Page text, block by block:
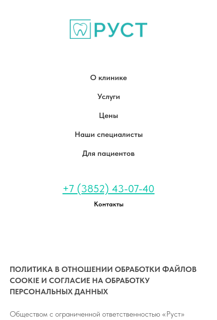
О клинике
Услуги
Цены
Наши специалисты
Для пациентов
+7 (3852) 43-07-40
Контакты
ПОЛИТИКА В ОТНОШЕНИИ ОБРАБОТКИ ФАЙЛОВ
COOKIE И СОГЛАСИЕ НА ОБРАБОТКУ
ПЕРСОНАЛЬНЫХ ДАННЫХ
Обществом с ограниченной ответственностью «Руст»